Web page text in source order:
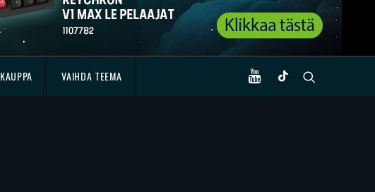
KAUPPA VAIHDA TEEMA